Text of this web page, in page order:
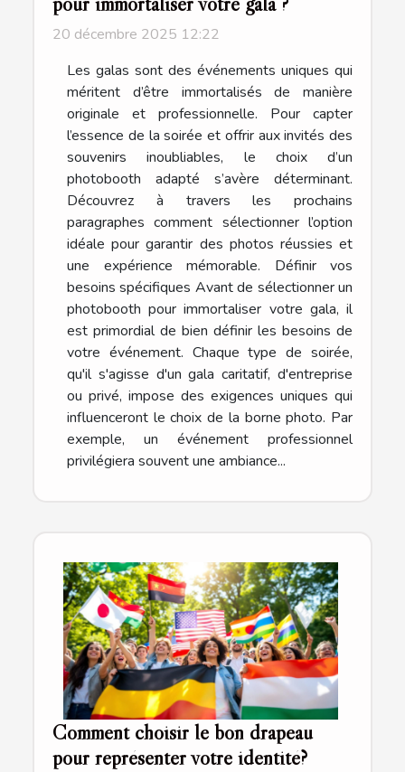
20 décembre 2025 12:22
Les galas sont des événements uniques qui
méritent d’être immortalisés de manière
originale et professionnelle. Pour capter
l’essence de la soirée et offrir aux invités des
souvenirs inoubliables, le choix d’un
photobooth adapté s’avère déterminant.
Découvrez à travers les prochains
paragraphes comment sélectionner l’option
idéale pour garantir des photos réussies et
une expérience mémorable. Définir vos
besoins spécifiques Avant de sélectionner un
photobooth pour immortaliser votre gala, il
est primordial de bien définir les besoins de
votre événement. Chaque type de soirée,
qu'il s'agisse d'un gala caritatif, d'entreprise
ou privé, impose des exigences uniques qui
influenceront le choix de la borne photo. Par
exemple, un événement professionnel
privilégiera souvent une ambiance...
Comment choisir le bon drapeau
pour représenter votre identité?